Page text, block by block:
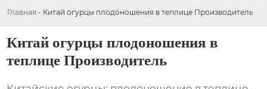
Главная - Китай огурцы плодоношения в теплице Производитель
Китай огурцы плодоношения в
теплице Производитель